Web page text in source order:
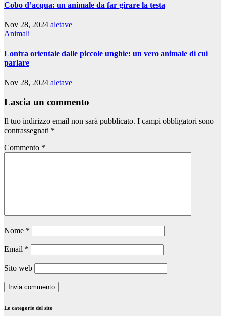
Cobo d’acqua: un animale da far girare la testa
Nov 28, 2024 aletave
Animali
Lontra orientale dalle piccole unghie: un vero animale di cui
parlare
Nov 28, 2024 aletave
Lascia un commento
Il tuo indirizzo email non sarà pubblicato. I campi obbligatori sono
contrassegnati *
Commento *
Nome *
Email *
Sito web
Le categorie del sito